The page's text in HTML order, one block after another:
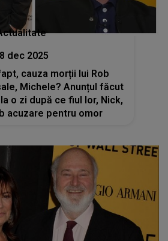
dec 2025
cauza morții lui Rob
Michele? Anunțul făcut
o zi după ce fiul lor, Nick,
acuzare pentru omor